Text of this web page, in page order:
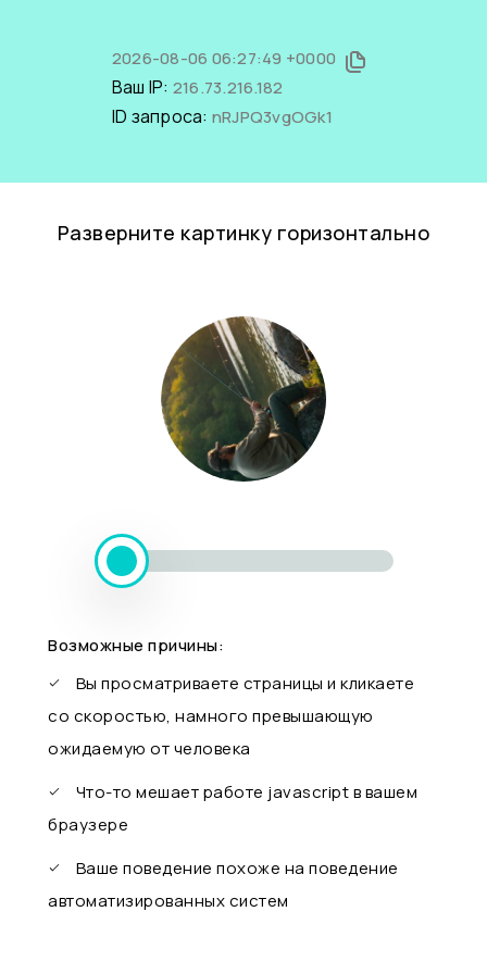
2026-08-06 06:27:49 +0000
Ваш IP: 216.73.216.182
ID запроса: nRJPQ3vgOGk1
Разверните картинку горизонтально
Возможные причины:
Вы просматриваете страницы и кликаете
со скоростью, намного превышающую
ожидаемую от человека
Что-то мешает работе javascript в вашем
браузере
Ваше поведение похоже на поведение
автоматизированных систем